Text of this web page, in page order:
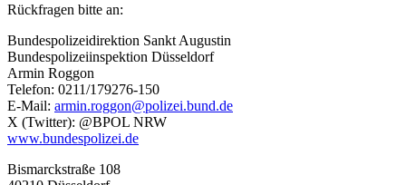
Rückfragen bitte an:
Bundespolizeidirektion Sankt Augustin
Bundespolizeiinspektion Düsseldorf
Armin Roggon
Telefon: 0211/179276-150
E-Mail: armin.roggon@polizei.bund.de
X (Twitter): @BPOL NRW
www.bundespolizei.de
Bismarckstraße 108